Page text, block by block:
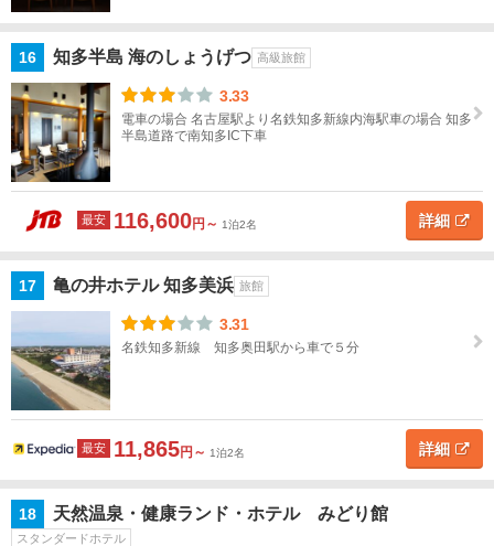
九
州
沖
縄
16 知多半島 海のしょうげつ 高級旅館
3.33
電車の場合 名古屋駅より名鉄知多新線内海駅車の場合 知多
半島道路で南知多IC下車
最安 116,600円～ 1泊2名 詳細
17 亀の井ホテル 知多美浜 旅館
3.31
名鉄知多新線 知多奥田駅から車で５分
最安 11,865円～ 1泊2名 詳細
18 天然温泉・健康ランド・ホテル みどり館
スタンダードホテル